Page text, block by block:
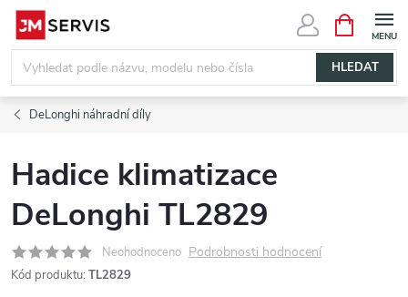
Přejít
obsah
HLEDAT
NÁKUPNÍ
KOŠÍK
DeLonghi náhradní díly
Hadice klimatizace
DeLonghi TL2829
Neohodnoceno Podrobnosti hodnocení
Kód produktu: TL2829